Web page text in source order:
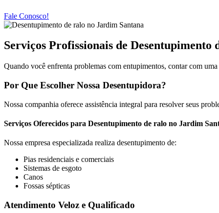
Fale Conosco!
Serviços Profissionais de
Quando você enfrenta problemas com entupimentos, contar com
Por Que Escolher Nossa Desentupidora?
Nossa companhia oferece assistência integral para resolver seus
Serviços Oferecidos para Desentupimento de ralo no Jardim
Nossa empresa especializada realiza desentupimento de:
Pias residenciais e comerciais
Sistemas de esgoto
Canos
Fossas sépticas
Atendimento Veloz e Qualificado